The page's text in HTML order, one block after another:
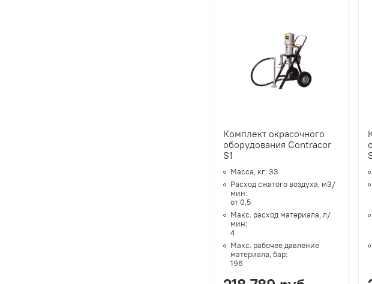
Комплект окрасочного
оборудования Contracor
S1
Масса, кг:33
Расход сжатого воздуха, м3/
мин:
от 0,5
Макс. расход материала, л/
мин:
4
Макс. рабочее давление
материала, бар:
196